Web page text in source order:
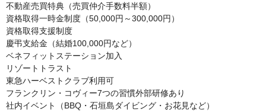
不動産売買特典（売買仲介手数料半額）
資格取得一時金制度（50,000円～300,000円）
資格取得支援制度
慶弔支給金（結婚100,000円など）
ベネフィットステーション加入
リゾートトラスト
東急ハーベストクラブ利用可
フランクリン・コヴィー7つの習慣外部研修あり
社内イベント（BBQ・石垣島ダイビング・お花見など）